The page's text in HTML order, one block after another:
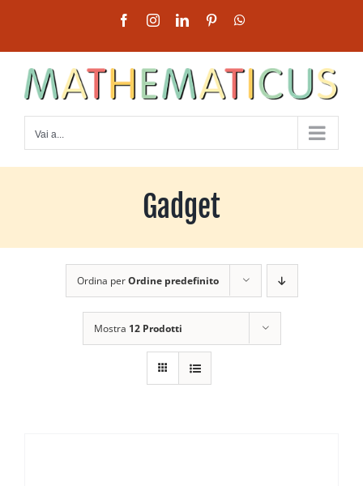
contenuto
FacebookInstagramLinkedInPinterest
Vai a...
Gadget
Ordina perOrdine predefinito
Mostra 12 Prodotti